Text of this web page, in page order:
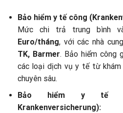
Bảo hiểm y tế công
Mức chi trả trung bình
Euro/tháng, với các nhà
TK, Barmer. Bảo hiểm công
các loại dịch vụ y tế từ
chuyên sâu.
Bảo hiểm y tế
Krankenversicherung):